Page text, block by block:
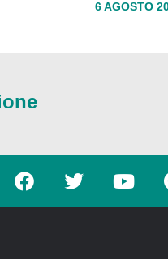
6 AGOSTO